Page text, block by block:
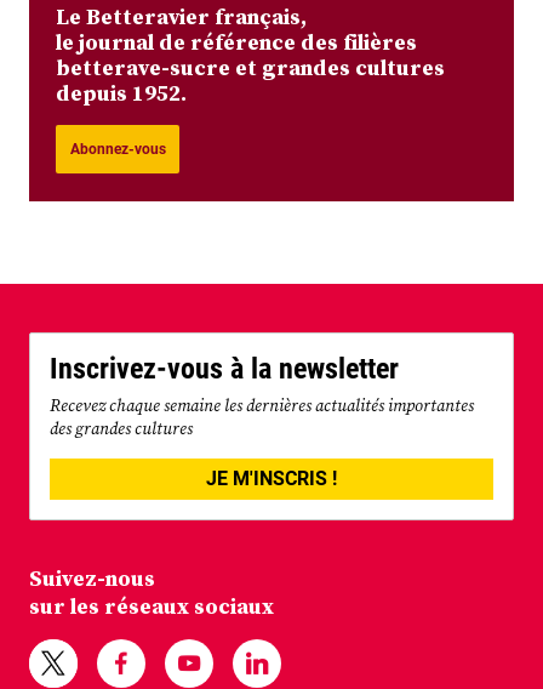
Le Betteravier français,
le journal de référence des filières
betterave-sucre et grandes cultures
depuis 1952.
Abonnez-vous
Inscrivez-vous à la newsletter
Recevez chaque semaine les dernières actualités importantes
des grandes cultures
JE M'INSCRIS !
Suivez-nous
sur les réseaux sociaux